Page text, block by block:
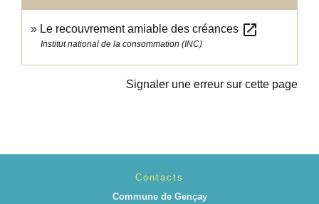
Le recouvrement amiable des créances open_in_new
Institut national de la consommation (INC)
Signaler une erreur sur cette page
Contacts
Commune de Gençay